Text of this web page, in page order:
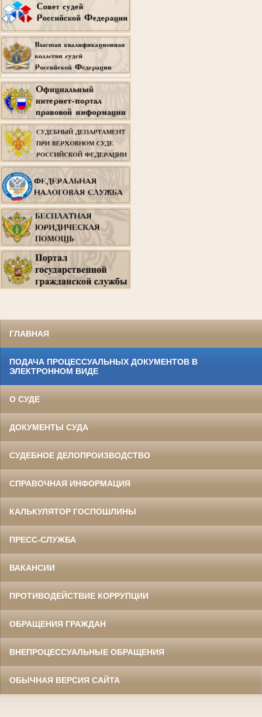
ГЛАВНАЯ
ПОДАЧА ПРОЦЕССУАЛЬНЫХ ДОКУМЕНТОВ В
ЭЛЕКТРОННОМ ВИДЕ
О СУДЕ
ДОКУМЕНТЫ СУДА
СУДЕБНОЕ ДЕЛОПРОИЗВОДСТВО
СПРАВОЧНАЯ ИНФОРМАЦИЯ
КАЛЬКУЛЯТОР ГОСПОШЛИНЫ
ПРЕСС-СЛУЖБА
ВАКАНСИИ
ПРОТИВОДЕЙСТВИЕ КОРРУПЦИИ
ОБРАЩЕНИЯ ГРАЖДАН
ВНЕПРОЦЕССУАЛЬНЫЕ ОБРАЩЕНИЯ
ОБЫЧНАЯ ВЕРСИЯ САЙТА